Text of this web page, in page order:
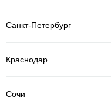
Санкт-Петербург
Краснодар
Сочи